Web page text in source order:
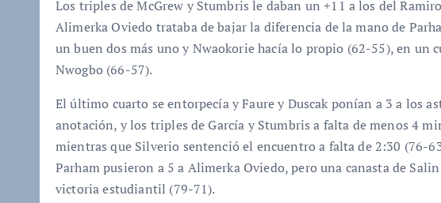
Los triples de McGrew y Stumbris le daban un +11 a los del
Alimerka Oviedo trataba de bajar la diferencia de la mano de
un buen dos más uno y Nwaokorie hacía lo propio (62-55), en un
Nwogbo (66-57).
El último cuarto se entorpecía y Faure y Duscak ponían a 3 a los
anotación, y los triples de García y Stumbris a falta de menos 4
mientras que Silverio sentenció el encuentro a falta de 2:30 (76-
Parham pusieron a 5 a Alimerka Oviedo, pero una canasta de
victoria estudiantil (79-71).